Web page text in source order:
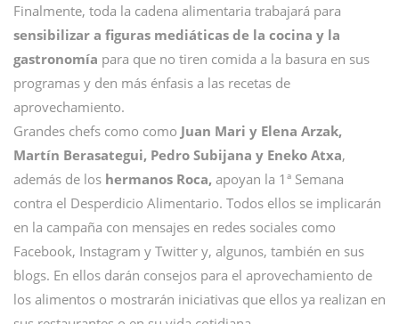
Finalmente, toda la cadena alimentaria trabajará para
sensibilizar a figuras mediáticas de la cocina y la
gastronomía para que no tiren comida a la basura en sus
programas y den más énfasis a las recetas de
aprovechamiento.
Grandes chefs como como Juan Mari y Elena Arzak,
Martín Berasategui, Pedro Subijana y Eneko Atxa,
además de los hermanos Roca, apoyan la 1ª Semana
contra el Desperdicio Alimentario. Todos ellos se implicarán
en la campaña con mensajes en redes sociales como
Facebook, Instagram y Twitter y, algunos, también en sus
blogs. En ellos darán consejos para el aprovechamiento de
los alimentos o mostrarán iniciativas que ellos ya realizan en